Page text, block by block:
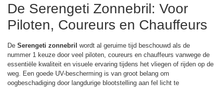
De Serengeti Zonnebril: Voor
Piloten, Coureurs en Chauffeurs
De Serengeti zonnebril wordt al geruime tijd beschouwd als de
nummer 1 keuze door veel piloten, coureurs en chauffeurs vanwege de
essentiële kwaliteit en visuele ervaring tijdens het vliegen of rijden op de
weg. Een goede UV-bescherming is van groot belang om
oogbeschadiging door langdurige blootstelling aan fel licht te